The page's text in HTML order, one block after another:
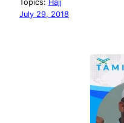
Topics: Hajj
July 29, 2018